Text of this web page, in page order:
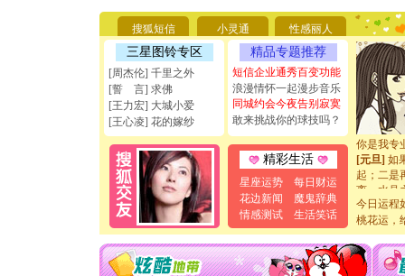
搜狐短信 小灵通 性感丽人
三星图铃专区
[周杰伦] 千里之外
[誓 言] 求佛
[王力宏] 大城小爱
[王心凌] 花的嫁纱
精品专题推荐
短信企业通秀百变功能
浪漫情怀一起漫步音乐
同城约会今夜告别寂寞
敢来挑战你的球技吗？
精彩生活
星座运势
每日财运
花边新闻
魔鬼辞典
情感测试
生活笑话
[圣诞节]
能正大光
天都要快
[圣诞节]
如意,快
[元旦]看
断电。爱
你是我专
[元旦]如
起；二
离。水晶
[元旦]当
泣，这痛
卖了。水
[春节]风
颜！冬去
道一声
今日运程
桃花运，